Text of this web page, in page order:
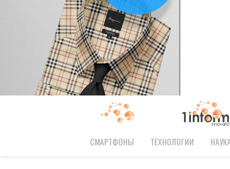
СМАРТФОНЫ ТЕХНОЛОГИИ